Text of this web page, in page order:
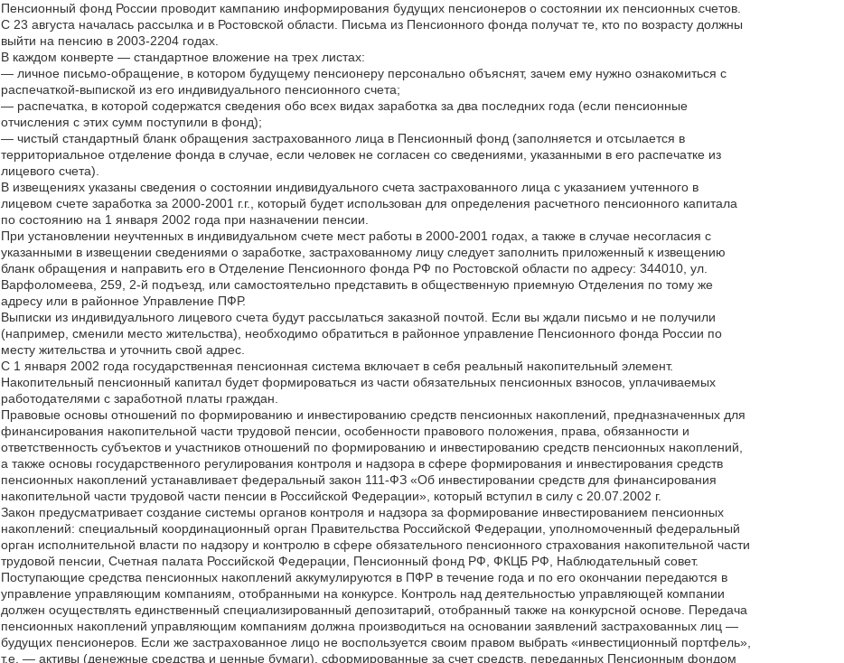
Пенсионный фонд России проводит кампанию информирования будущих пенсионеров о состоянии их пенсионных счетов.
С 23 августа началась рассылка и в Ростовской области. Письма из Пенсионного фонда получат те, кто по возрасту должны
выйти на пенсию в 2003-2204 годах.
В каждом конверте — стандартное вложение на трех листах:
— личное письмо-обращение, в котором будущему пенсионеру персонально объяснят, зачем ему нужно ознакомиться с
распечаткой-выпиской из его индивидуального пенсионного счета;
— распечатка, в которой содержатся сведения обо всех видах заработка за два последних года (если пенсионные
отчисления с этих сумм поступили в фонд);
— чистый стандартный бланк обращения застрахованного лица в Пенсионный фонд (заполняется и отсылается в
территориальное отделение фонда в случае, если человек не согласен со сведениями, указанными в его распечатке из
лицевого счета).
В извещениях указаны сведения о состоянии индивидуального счета застрахованного лица с указанием учтенного в
лицевом счете заработка за 2000-2001 г.г., который будет использован для определения расчетного пенсионного капитала
по состоянию на 1 января 2002 года при назначении пенсии.
При установлении неучтенных в индивидуальном счете мест работы в 2000-2001 годах, а также в случае несогласия с
указанными в извещении сведениями о заработке, застрахованному лицу следует заполнить приложенный к извещению
бланк обращения и направить его в Отделение Пенсионного фонда РФ по Ростовской области по адресу: 344010, ул.
Варфоломеева, 259, 2-й подъезд, или самостоятельно представить в общественную приемную Отделения по тому же
адресу или в районное Управление ПФР.
Выписки из индивидуального лицевого счета будут рассылаться заказной почтой. Если вы ждали письмо и не получили
(например, сменили место жительства), необходимо обратиться в районное управление Пенсионного фонда России по
месту жительства и уточнить свой адрес.
С 1 января 2002 года государственная пенсионная система включает в себя реальный накопительный элемент.
Накопительный пенсионный капитал будет формироваться из части обязательных пенсионных взносов, уплачиваемых
работодателями с заработной платы граждан.
Правовые основы отношений по формированию и инвестированию средств пенсионных накоплений, предназначенных для
финансирования накопительной части трудовой пенсии, особенности правового положения, права, обязанности и
ответственность субъектов и участников отношений по формированию и инвестированию средств пенсионных накоплений,
а также основы государственного регулирования контроля и надзора в сфере формирования и инвестирования средств
пенсионных накоплений устанавливает федеральный закон 111-ФЗ «Об инвестировании средств для финансирования
накопительной части трудовой части пенсии в Российской Федерации», который вступил в силу с 20.07.2002 г.
Закон предусматривает создание системы органов контроля и надзора за формирование инвестированием пенсионных
накоплений: специальный координационный орган Правительства Российской Федерации, уполномоченный федеральный
орган исполнительной власти по надзору и контролю в сфере обязательного пенсионного страхования накопительной части
трудовой пенсии, Счетная палата Российской Федерации, Пенсионный фонд РФ, ФКЦБ РФ, Наблюдательный совет.
Поступающие средства пенсионных накоплений аккумулируются в ПФР в течение года и по его окончании передаются в
управление управляющим компаниям, отобранными на конкурсе. Контроль над деятельностью управляющей компании
должен осуществлять единственный специализированный депозитарий, отобранный также на конкурсной основе. Передача
пенсионных накоплений управляющим компаниям должна производиться на основании заявлений застрахованных лиц —
будущих пенсионеров. Если же застрахованное лицо не воспользуется своим правом выбрать «инвестиционный портфель»,
т.е. — активы (денежные средства и ценные бумаги), сформированные за счет средств, переданных Пенсионным фондом